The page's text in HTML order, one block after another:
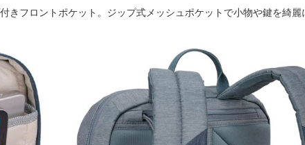
きフロントポケット。ジップ式メッシュポケットで⼩物や鍵を綺麗